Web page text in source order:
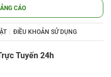
CÁO
ĐIỀU KHOẢN SỬ DỤNG
Tuyến 24h